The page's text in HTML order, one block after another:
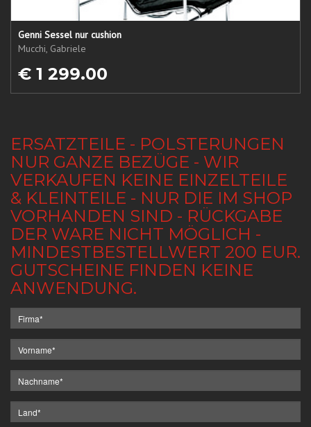
Genni Sessel nur cushion
Mucchi, Gabriele
€ 1 299.00
ERSATZTEILE - POLSTERUNGEN
NUR GANZE BEZÜGE - WIR
VERKAUFEN KEINE EINZELTEILE
& KLEINTEILE - NUR DIE IM SHOP
VORHANDEN SIND - RÜCKGABE
DER WARE NICHT MÖGLICH -
MINDESTBESTELLWERT 200 EUR.
GUTSCHEINE FINDEN KEINE
ANWENDUNG.